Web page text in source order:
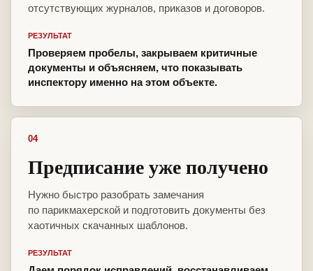
отсутствующих журналов, приказов и договоров.
РЕЗУЛЬТАТ
Проверяем пробелы, закрываем критичные
документы и объясняем, что показывать
инспектору именно на этом объекте.
04
Предписание уже получено
Нужно быстро разобрать замечания
по парикмахерской и подготовить документы без
хаотичных скачанных шаблонов.
РЕЗУЛЬТАТ